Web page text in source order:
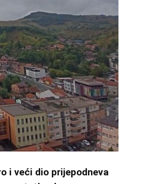
i veći dio prijepodneva